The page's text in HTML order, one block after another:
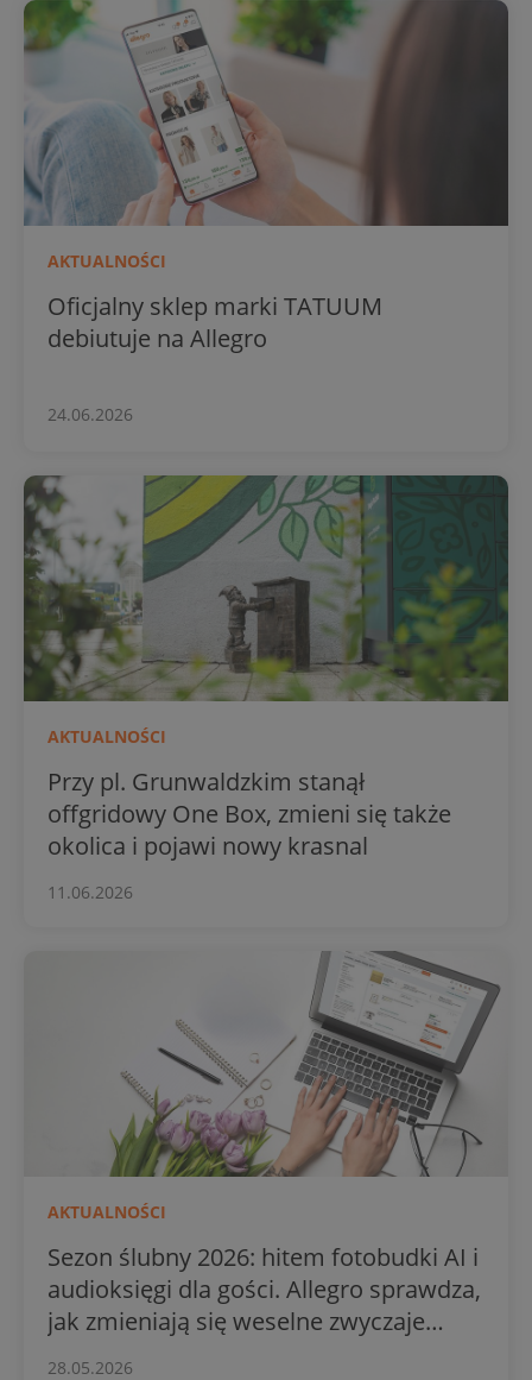
AKTUALNOŚCI
Oficjalny sklep marki TATUUM
debiutuje na Allegro
24.06.2026
AKTUALNOŚCI
Przy pl. Grunwaldzkim stanął
offgridowy One Box, zmieni się także
okolica i pojawi nowy krasnal
11.06.2026
AKTUALNOŚCI
Sezon ślubny 2026: hitem fotobudki AI i
audioksięgi dla gości. Allegro sprawdza,
jak zmieniają się weselne zwyczaje
28.05.2026